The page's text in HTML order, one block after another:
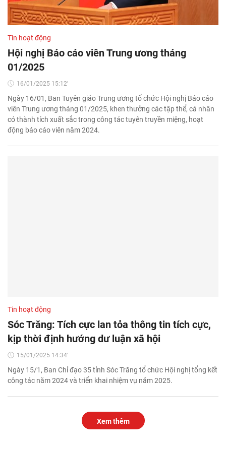
Tin hoạt động
Hội nghị Báo cáo viên Trung ương tháng
01/2025
16/01/2025 15:12'
Ngày 16/01, Ban Tuyên giáo Trung ương tổ chức Hội nghị Báo cáo
viên Trung ương tháng 01/2025, khen thưởng các tập thể, cá nhân
có thành tích xuất sắc trong công tác tuyên truyền miệng, hoạt
động báo cáo viên năm 2024.
Tin hoạt động
Sóc Trăng: Tích cực lan tỏa thông tin tích cực,
kịp thời định hướng dư luận xã hội
15/01/2025 14:34'
Ngày 15/1, Ban Chỉ đạo 35 tỉnh Sóc Trăng tổ chức Hội nghị tổng kết
công tác năm 2024 và triển khai nhiệm vụ năm 2025.
Xem thêm